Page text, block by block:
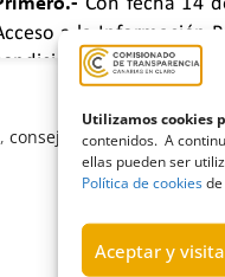
Utilizamos cookies
contenidos. A
ellas pueden ser
Política de cookies
Aceptar y
,consejería,Estimatoria,